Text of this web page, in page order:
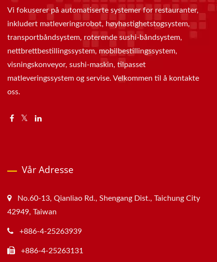
Vi fokuserer på automatiserte systemer for restauranter,
inkludert matleveringsrobot, høyhastighetstogsystem,
transportbåndsystem, roterende sushi-båndsystem,
nettbrettbestillingssystem, mobilbestillingssystem,
visningskonveyor, sushi-maskin, tilpasset
matleveringssystem og servise. Velkommen til å kontakte
oss.
Vår Adresse
No.60-13, Qianliao Rd., Shengang Dist., Taichung City
42949, Taiwan
+886-4-25263939
+886-4-25263131